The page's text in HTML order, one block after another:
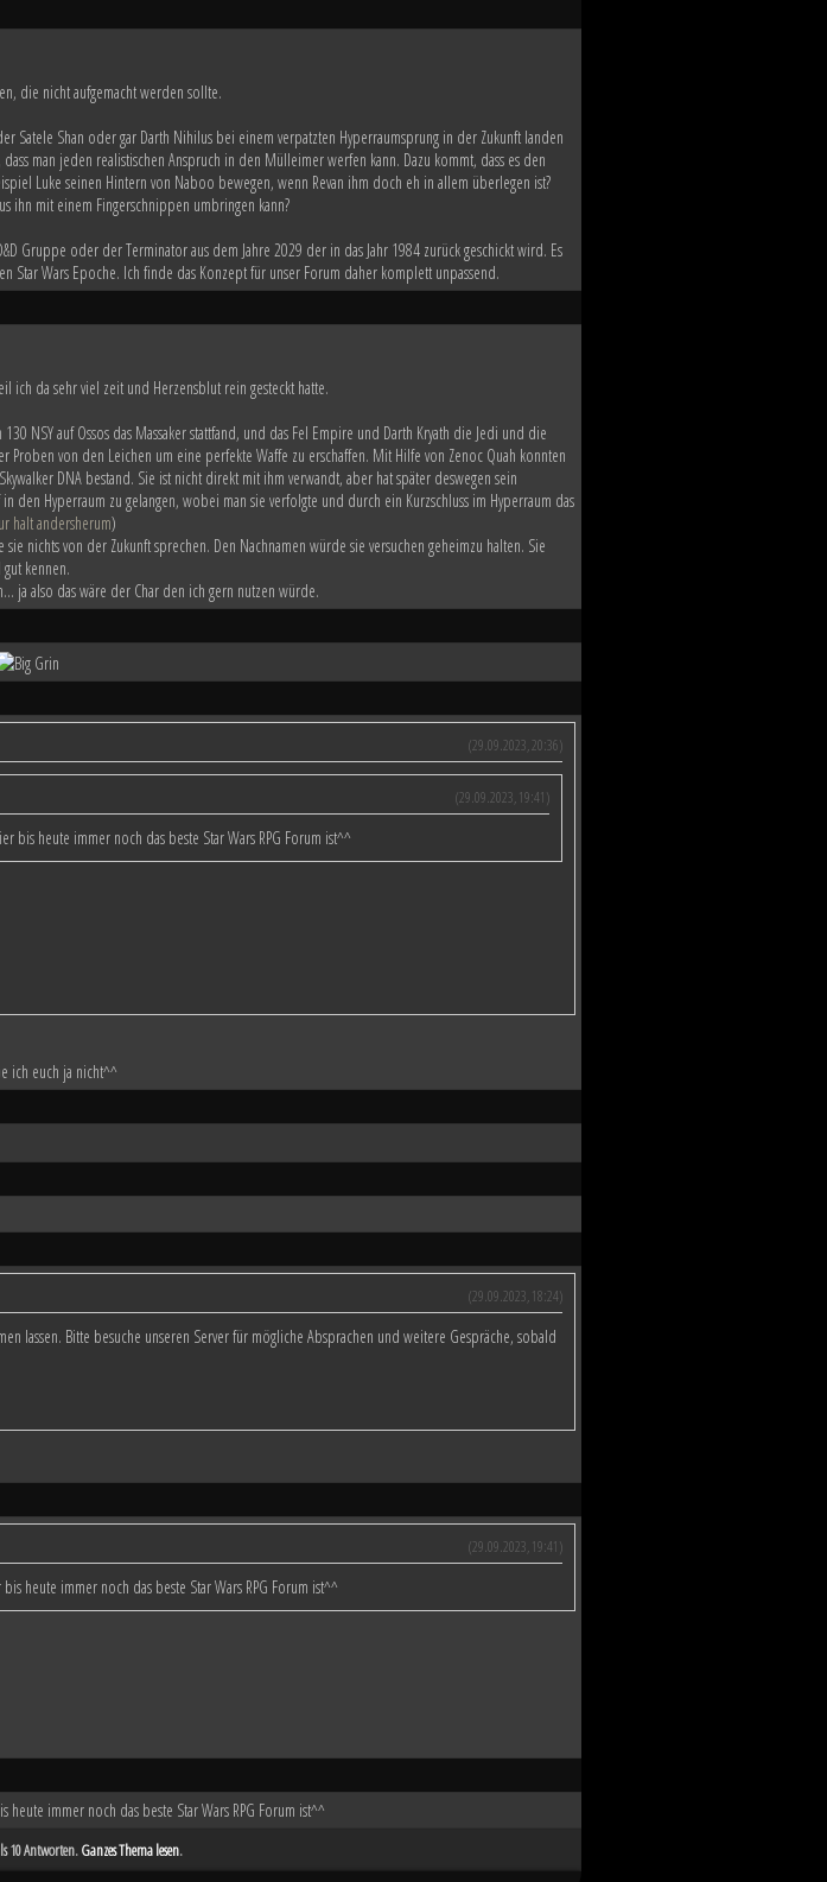
die nicht aufgemacht werden sollte.
Satele Shan oder gar Darth Nihilus bei einem verpatzten Hyperraumsprung in der Zukunft landen
man jeden realistischen Anspruch in den Mülleimer werfen kann. Dazu kommt, dass es den
Luke seinen Hintern von Naboo bewegen, wenn Revan ihm doch eh in allem überlegen ist?
ihn mit einem Fingerschnippen umbringen kann?
Gruppe oder der Terminator aus dem Jahre 2029 der in das Jahr 1984 zurück geschickt wird. Es
Star Wars Epoche. Ich finde das Konzept für unser Forum daher komplett unpassend.
da sehr viel zeit und Herzensblut rein gesteckt hatte.
NSY auf Ossos das Massaker stattfand, und das Fel Empire und Darth Kryath die Jedi und die
von den Leichen um eine perfekte Waffe zu erschaffen. Mit Hilfe von Zenoc Quah konnten
DNA bestand. Sie ist nicht direkt mit ihm verwandt, aber hat später deswegen sein
den Hyperraum zu gelangen, wobei man sie verfolgte und durch ein Kurzschluss im Hyperraum das
halt andersherum)
nichts von der Zukunft sprechen. Den Nachnamen würde sie versuchen geheimzu halten. Sie
kennen.
ja also das wäre der Char den ich gern nutzen würde.
(29.09.2023, 20:36)
(29.09.2023, 19:41)
heute immer noch das beste Star Wars RPG Forum ist^^
ich euch ja nicht^^
(29.09.2023, 18:24)
lassen. Bitte besuche unseren Server für mögliche Absprachen und weitere Gespräche, sobald
(29.09.2023, 19:41)
heute immer noch das beste Star Wars RPG Forum ist^^
immer noch das beste Star Wars RPG Forum ist^^
10 Antworten.Ganzes Thema lesen.